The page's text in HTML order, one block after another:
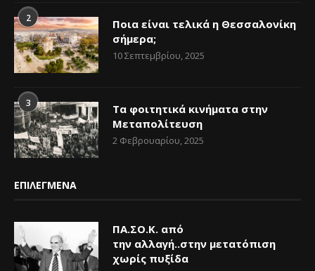
2
Ποια είναι τελικά η Θεσσαλονίκη
σήμερα;
10 Σεπτεμβρίου, 2025
3
Τα φοιτητικά κινήματα στην
Μεταπολίτευση
2 Φεβρουαρίου, 2025
ΕΠΙΛΕΓΜΕΝΑ
ΠΑ.ΣΟ.Κ. από
την αλλαγή..στην μετατόπιση
χωρίς πυξίδα